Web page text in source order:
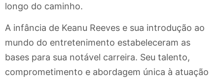
longo do caminho.
A infância de Keanu Reeves e sua introdução ao
mundo do entretenimento estabeleceram as
bases para sua notável carreira. Seu talento,
comprometimento e abordagem única à atuação